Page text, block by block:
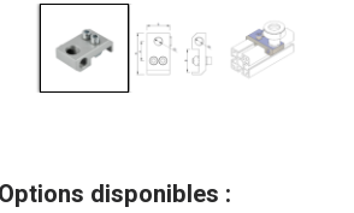
disponibles :